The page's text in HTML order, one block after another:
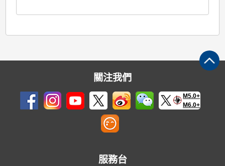
關注我們
M5.0+
M6.0+
服務台